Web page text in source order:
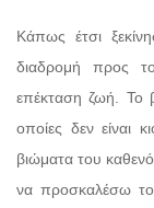
Κάπως έτσι
διαδρομή προς
επέκταση ζωή. Το
οποίες δεν είναι
βιώματα του
να προσκαλέσω